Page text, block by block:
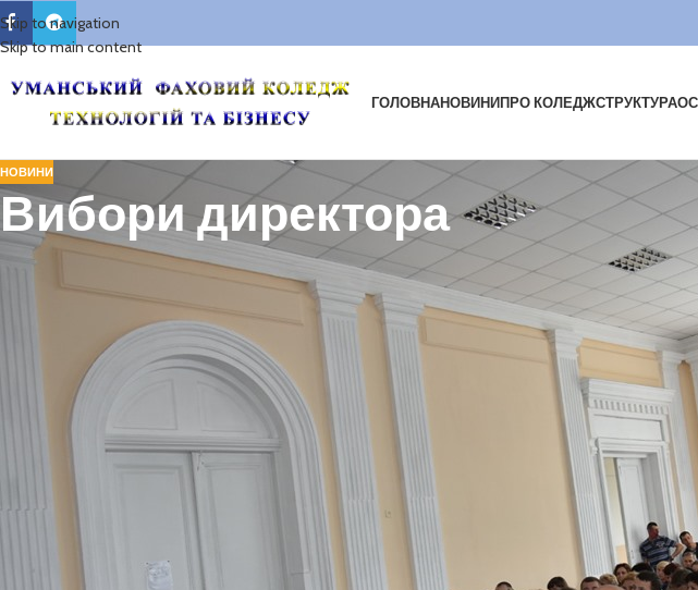
Skip to navigation
Skip to main content
ГОЛОВНАНОВИНИПРО КОЛЕДЖСТРУКТУРА
НОВИНИ
Вибори директора
Вибори директора коледжу
Відповідно до законів “Про освіту” та “Вищу освіту”, Статуту Уманського національного
Відокремлений структурний підрозділ Агротехнічний коледж Уманського національного
відбулися вибори директора коледжу.
Згідно чинного законодавства вибори проводились педагогічною радою коледжу за участі
Уманського національного універси
тету садівництва Мостов’яка Івана Івановича та проректора
голови конкурсної комісї Мальованого Михайла Івановича.
У виборах брав участь єдиний кандидат на посаду директора Кужель Віталій Володимирович.
Вибори відбулися на принципах відкритості, гласності, демократичності, таємного та вільного
переважною більшістю голосів (91%) на посаду директора обрано Кужеля Віталія Володимировича.
Вітаємо Віталія Володимировича з впевненою перемогою та бажаємо